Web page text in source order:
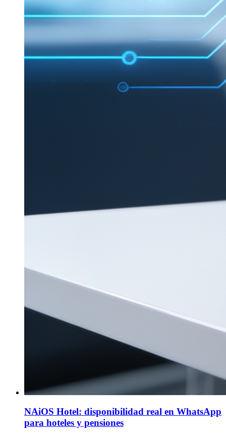
NAiOS Hotel: disponibilidad real en WhatsApp
para hoteles y pensiones